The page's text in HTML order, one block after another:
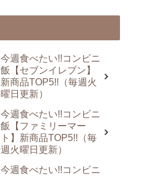
今週食べたい!!コンビニ
飯【セブンイレブン】
新商品TOP5!!（毎週火
曜日更新）
今週食べたい!!コンビニ
飯【ファミリーマー
ト】新商品TOP5!!（毎
週火曜日更新）
今週食べたい!!コンビニ